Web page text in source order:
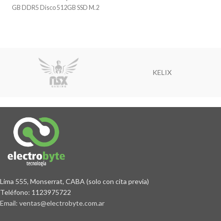
GB DDR5 Disco 512GB SSD M.2
KELIX
Lima 555, Monserrat, CABA (solo con cita previa)
Teléfono: 1123975722
Email: ventas@electrobyte.com.ar